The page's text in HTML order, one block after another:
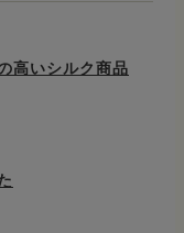
高いシルク商品